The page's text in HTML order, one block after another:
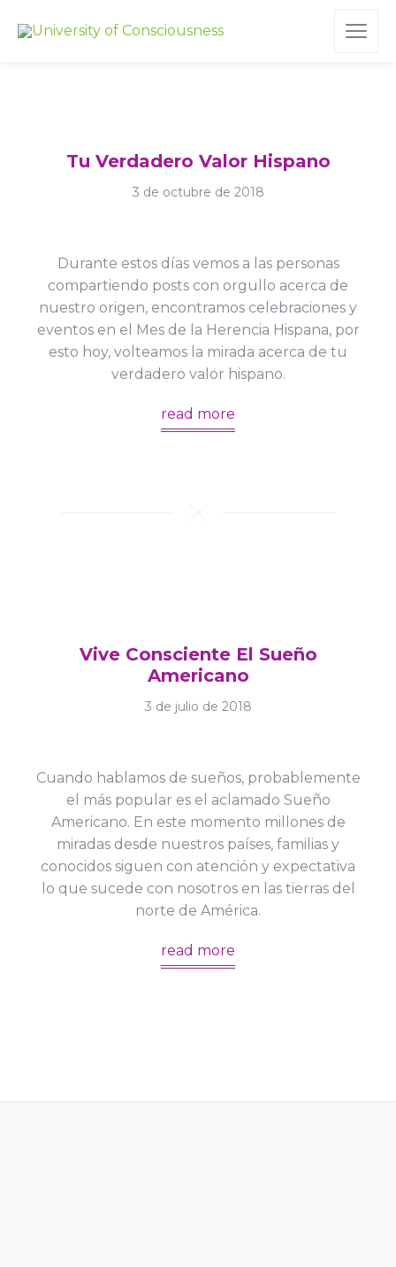
Tu Verdadero Valor Hispano
3 de octubre de 2018
Durante estos días vemos a las personas
compartiendo posts con orgullo acerca de
nuestro origen, encontramos celebraciones y
eventos en el Mes de la Herencia Hispana, por
esto hoy, volteamos la mirada acerca de tu
verdadero valor hispano.
read more
Vive Consciente El Sueño
Americano
3 de julio de 2018
Cuando hablamos de sueños, probablemente
el más popular es el aclamado Sueño
Americano. En este momento millones de
miradas desde nuestros países, familias y
conocidos siguen con atención y expectativa
lo que sucede con nosotros en las tierras del
norte de América.
read more